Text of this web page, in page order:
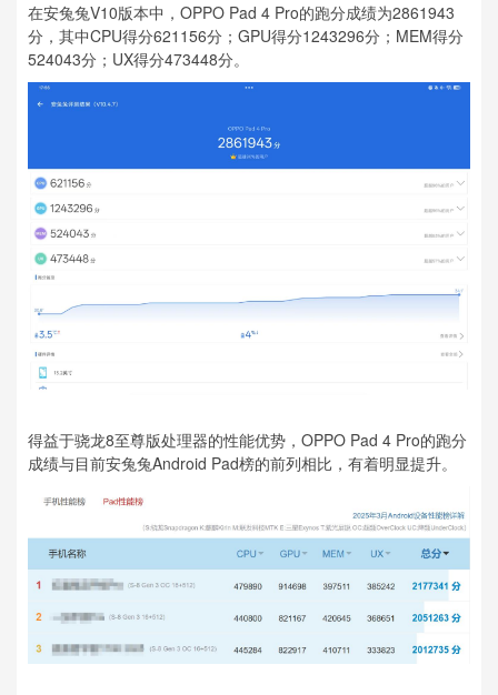
在安兔兔V10版本中，OPPO Pad 4 Pro的跑分成绩为2861943
分，其中CPU得分621156分；GPU得分1243296分；MEM得分
524043分；UX得分473448分。
得益于骁龙8至尊版处理器的性能优势，OPPO Pad 4 Pro的跑分
成绩与目前安兔兔Android Pad榜的前列相比，有着明显提升。